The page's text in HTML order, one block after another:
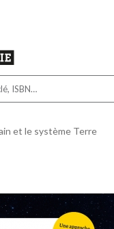
et le système Terre